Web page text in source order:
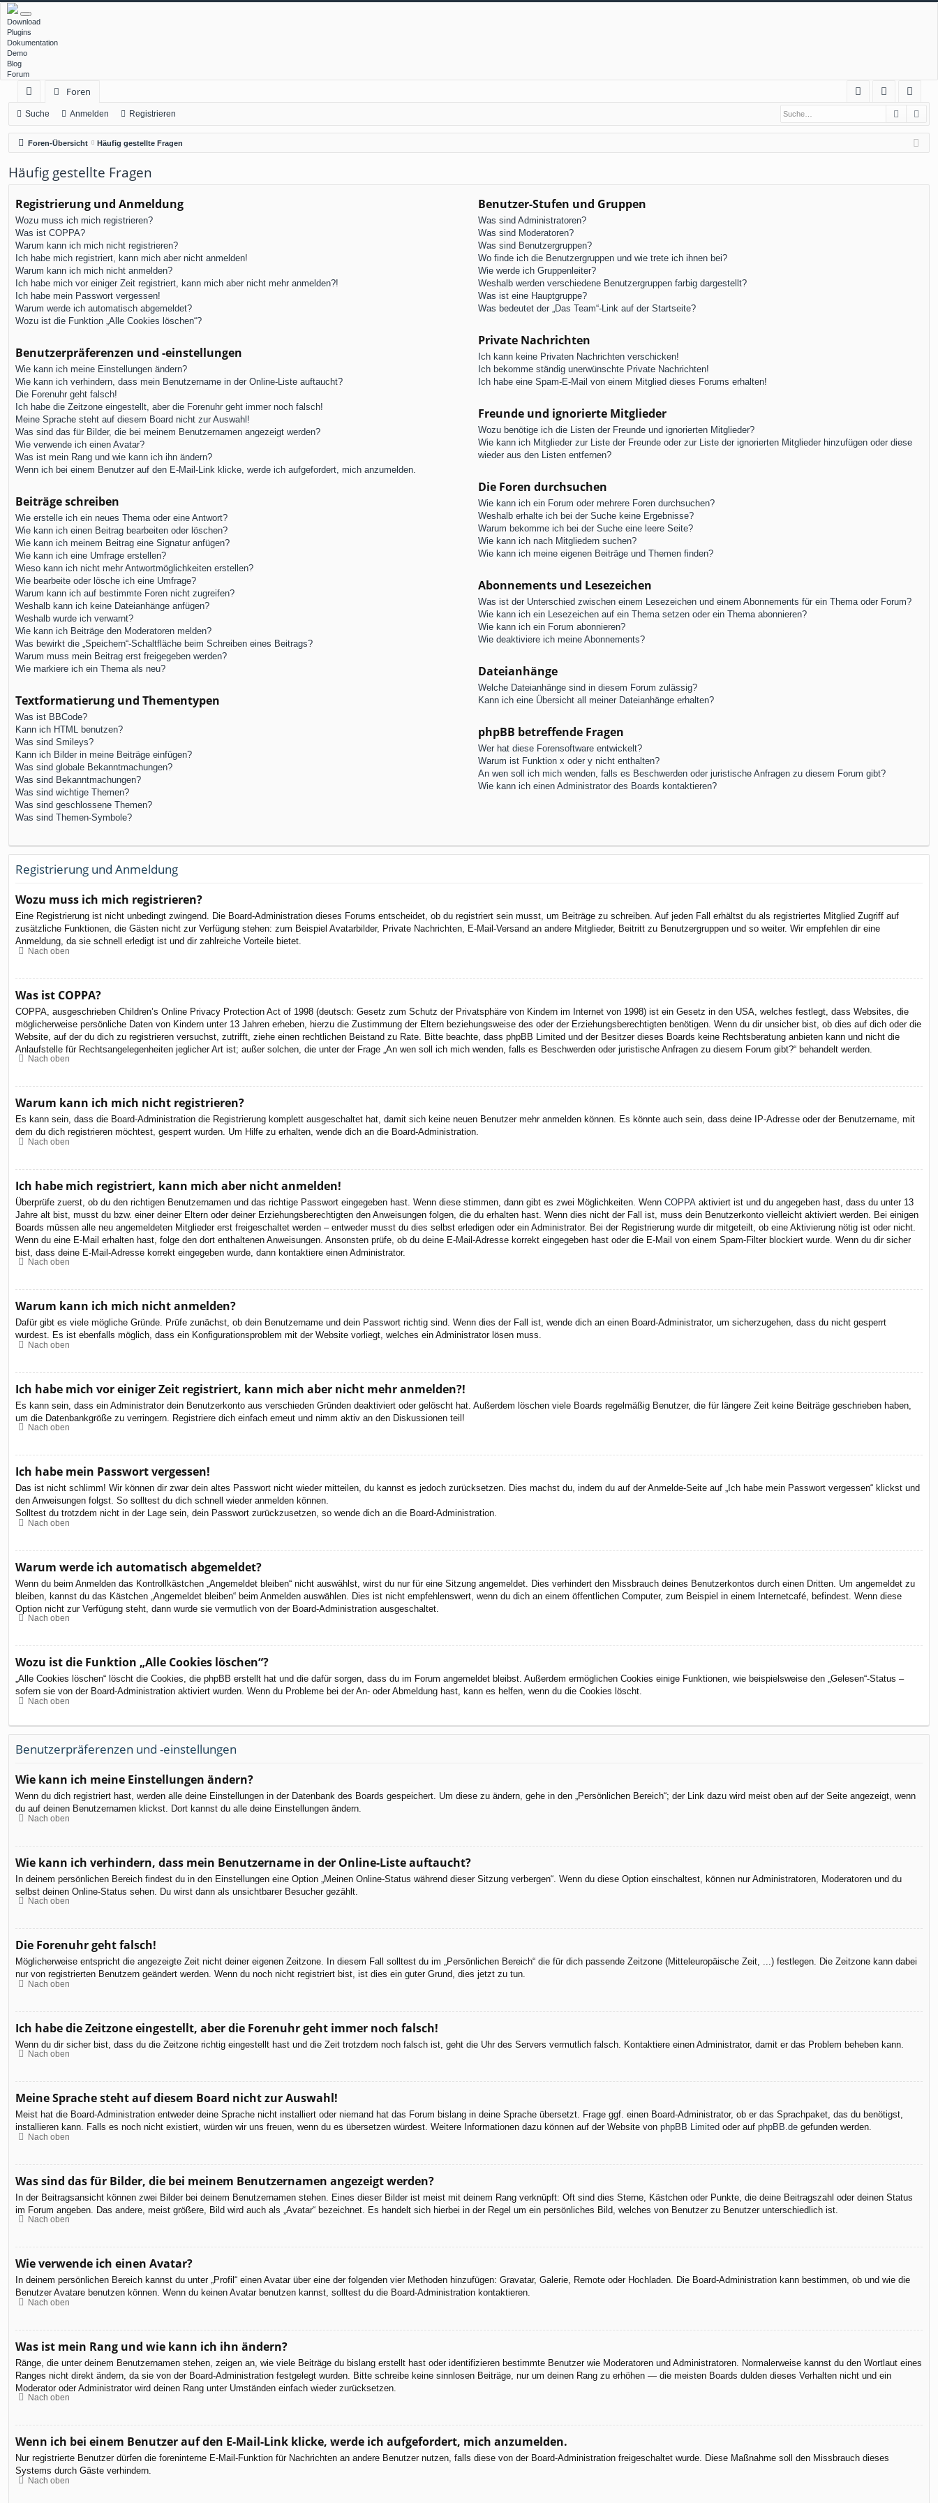
Download
Plugins
Dokumentation
Demo
Blog
Forum
ch
ne
llz
ug
rif
f
Foren
Q
m
el
eg
ist
rie
Suche Anmelden Registrieren Suche
Foren-Übersicht Häufig gestellte Fragen
Häufig gestellte Fragen
Registrierung und Anmeldung
Wozu muss ich mich registrieren?
Was ist COPPA?
Warum kann ich mich nicht registrieren?
Ich habe mich registriert, kann mich aber nicht anmelden!
Warum kann ich mich nicht anmelden?
Ich habe mich vor einiger Zeit registriert, kann mich aber nicht mehr anmelden?!
Ich habe mein Passwort vergessen!
Warum werde ich automatisch abgemeldet?
Wozu ist die Funktion „Alle Cookies löschen“?
Benutzerpräferenzen und -einstellungen
Wie kann ich meine Einstellungen ändern?
Wie kann ich verhindern, dass mein Benutzername in der Online-Liste auftaucht?
Die Forenuhr geht falsch!
Ich habe die Zeitzone eingestellt, aber die Forenuhr geht immer noch falsch!
Meine Sprache steht auf diesem Board nicht zur Auswahl!
Was sind das für Bilder, die bei meinem Benutzernamen angezeigt werden?
Wie verwende ich einen Avatar?
Was ist mein Rang und wie kann ich ihn ändern?
Wenn ich bei einem Benutzer auf den E-Mail-Link klicke, werde ich aufgefordert, mich anzumelden.
Beiträge schreiben
Wie erstelle ich ein neues Thema oder eine Antwort?
Wie kann ich einen Beitrag bearbeiten oder löschen?
Wie kann ich meinem Beitrag eine Signatur anfügen?
Wie kann ich eine Umfrage erstellen?
Wieso kann ich nicht mehr Antwortmöglichkeiten erstellen?
Wie bearbeite oder lösche ich eine Umfrage?
Warum kann ich auf bestimmte Foren nicht zugreifen?
Weshalb kann ich keine Dateianhänge anfügen?
Weshalb wurde ich verwarnt?
Wie kann ich Beiträge den Moderatoren melden?
Was bewirkt die „Speichern“-Schaltfläche beim Schreiben eines Beitrags?
Warum muss mein Beitrag erst freigegeben werden?
Wie markiere ich ein Thema als neu?
Textformatierung und Thementypen
Was ist BBCode?
Kann ich HTML benutzen?
Was sind Smileys?
Kann ich Bilder in meine Beiträge einfügen?
Was sind globale Bekanntmachungen?
Was sind Bekanntmachungen?
Was sind wichtige Themen?
Was sind geschlossene Themen?
Was sind Themen-Symbole?
Benutzer-Stufen und Gruppen
Was sind Administratoren?
Was sind Moderatoren?
Was sind Benutzergruppen?
Wo finde ich die Benutzergruppen und wie trete ich ihnen bei?
Wie werde ich Gruppenleiter?
Weshalb werden verschiedene Benutzergruppen farbig dargestellt?
Was ist eine Hauptgruppe?
Was bedeutet der „Das Team“-Link auf der Startseite?
Private Nachrichten
Ich kann keine Privaten Nachrichten verschicken!
Ich bekomme ständig unerwünschte Private Nachrichten!
Ich habe eine Spam-E-Mail von einem Mitglied dieses Forums erhalten!
Freunde und ignorierte Mitglieder
Wozu benötige ich die Listen der Freunde und ignorierten Mitglieder?
Wie kann ich Mitglieder zur Liste der Freunde oder zur Liste der ignorierten Mitglieder hinzufügen oder diese
wieder aus den Listen entfernen?
Die Foren durchsuchen
Wie kann ich ein Forum oder mehrere Foren durchsuchen?
Weshalb erhalte ich bei der Suche keine Ergebnisse?
Warum bekomme ich bei der Suche eine leere Seite?
Wie kann ich nach Mitgliedern suchen?
Wie kann ich meine eigenen Beiträge und Themen finden?
Abonnements und Lesezeichen
Was ist der Unterschied zwischen einem Lesezeichen und einem Abonnements für ein Thema oder Forum?
Wie kann ich ein Lesezeichen auf ein Thema setzen oder ein Thema abonnieren?
Wie kann ich ein Forum abonnieren?
Wie deaktiviere ich meine Abonnements?
Dateianhänge
Welche Dateianhänge sind in diesem Forum zulässig?
Kann ich eine Übersicht all meiner Dateianhänge erhalten?
phpBB betreffende Fragen
Wer hat diese Forensoftware entwickelt?
Warum ist Funktion x oder y nicht enthalten?
An wen soll ich mich wenden, falls es Beschwerden oder juristische Anfragen zu diesem Forum gibt?
Wie kann ich einen Administrator des Boards kontaktieren?
Registrierung und Anmeldung
Wozu muss ich mich registrieren?
Eine Registrierung ist nicht unbedingt zwingend. Die Board-Administration dieses Forums entscheidet, ob du registriert sein musst, um Beiträge zu schreiben. Auf jeden Fall erhältst du als registriertes Mitglied Zugriff auf
zusätzliche Funktionen, die Gästen nicht zur Verfügung stehen: zum Beispiel Avatarbilder, Private Nachrichten, E-Mail-Versand an andere Mitglieder, Beitritt zu Benutzergruppen und so weiter. Wir empfehlen dir eine
Anmeldung, da sie schnell erledigt ist und dir zahlreiche Vorteile bietet.
Nach oben
Was ist COPPA?
COPPA, ausgeschrieben Children’s Online Privacy Protection Act of 1998 (deutsch: Gesetz zum Schutz der Privatsphäre von Kindern im Internet von 1998) ist ein Gesetz in den USA, welches festlegt, dass Websites, die
möglicherweise persönliche Daten von Kindern unter 13 Jahren erheben, hierzu die Zustimmung der Eltern beziehungsweise des oder der Erziehungsberechtigten benötigen. Wenn du dir unsicher bist, ob dies auf dich oder die
Website, auf der du dich zu registrieren versuchst, zutrifft, ziehe einen rechtlichen Beistand zu Rate. Bitte beachte, dass phpBB Limited und der Besitzer dieses Boards keine Rechtsberatung anbieten kann und nicht die
Anlaufstelle für Rechtsangelegenheiten jeglicher Art ist; außer solchen, die unter der Frage „An wen soll ich mich wenden, falls es Beschwerden oder juristische Anfragen zu diesem Forum gibt?“ behandelt werden.
Nach oben
Warum kann ich mich nicht registrieren?
Es kann sein, dass die Board-Administration die Registrierung komplett ausgeschaltet hat, damit sich keine neuen Benutzer mehr anmelden können. Es könnte auch sein, dass deine IP-Adresse oder der Benutzername, mit
dem du dich registrieren möchtest, gesperrt wurden. Um Hilfe zu erhalten, wende dich an die Board-Administration.
Nach oben
Ich habe mich registriert, kann mich aber nicht anmelden!
Überprüfe zuerst, ob du den richtigen Benutzernamen und das richtige Passwort eingegeben hast. Wenn diese stimmen, dann gibt es zwei Möglichkeiten. Wenn COPPA aktiviert ist und du angegeben hast, dass du unter 13
Jahre alt bist, musst du bzw. einer deiner Eltern oder deiner Erziehungsberechtigten den Anweisungen folgen, die du erhalten hast. Wenn dies nicht der Fall ist, muss dein Benutzerkonto vielleicht aktiviert werden. Bei einigen
Boards müssen alle neu angemeldeten Mitglieder erst freigeschaltet werden – entweder musst du dies selbst erledigen oder ein Administrator. Bei der Registrierung wurde dir mitgeteilt, ob eine Aktivierung nötig ist oder nicht.
Wenn du eine E-Mail erhalten hast, folge den dort enthaltenen Anweisungen. Ansonsten prüfe, ob du deine E-Mail-Adresse korrekt eingegeben hast oder die E-Mail von einem Spam-Filter blockiert wurde. Wenn du dir sicher
bist, dass deine E-Mail-Adresse korrekt eingegeben wurde, dann kontaktiere einen Administrator.
Nach oben
Warum kann ich mich nicht anmelden?
Dafür gibt es viele mögliche Gründe. Prüfe zunächst, ob dein Benutzername und dein Passwort richtig sind. Wenn dies der Fall ist, wende dich an einen Board-Administrator, um sicherzugehen, dass du nicht gesperrt
wurdest. Es ist ebenfalls möglich, dass ein Konfigurationsproblem mit der Website vorliegt, welches ein Administrator lösen muss.
Nach oben
Ich habe mich vor einiger Zeit registriert, kann mich aber nicht mehr anmelden?!
Es kann sein, dass ein Administrator dein Benutzerkonto aus verschieden Gründen deaktiviert oder gelöscht hat. Außerdem löschen viele Boards regelmäßig Benutzer, die für längere Zeit keine Beiträge geschrieben haben,
um die Datenbankgröße zu verringern. Registriere dich einfach erneut und nimm aktiv an den Diskussionen teil!
Nach oben
Ich habe mein Passwort vergessen!
Das ist nicht schlimm! Wir können dir zwar dein altes Passwort nicht wieder mitteilen, du kannst es jedoch zurücksetzen. Dies machst du, indem du auf der Anmelde-Seite auf „Ich habe mein Passwort vergessen“ klickst und
den Anweisungen folgst. So solltest du dich schnell wieder anmelden können.
Solltest du trotzdem nicht in der Lage sein, dein Passwort zurückzusetzen, so wende dich an die Board-Administration.
Nach oben
Warum werde ich automatisch abgemeldet?
Wenn du beim Anmelden das Kontrollkästchen „Angemeldet bleiben“ nicht auswählst, wirst du nur für eine Sitzung angemeldet. Dies verhindert den Missbrauch deines Benutzerkontos durch einen Dritten. Um angemeldet zu
bleiben, kannst du das Kästchen „Angemeldet bleiben“ beim Anmelden auswählen. Dies ist nicht empfehlenswert, wenn du dich an einem öffentlichen Computer, zum Beispiel in einem Internetcafé, befindest. Wenn diese
Option nicht zur Verfügung steht, dann wurde sie vermutlich von der Board-Administration ausgeschaltet.
Nach oben
Wozu ist die Funktion „Alle Cookies löschen“?
„Alle Cookies löschen“ löscht die Cookies, die phpBB erstellt hat und die dafür sorgen, dass du im Forum angemeldet bleibst. Außerdem ermöglichen Cookies einige Funktionen, wie beispielsweise den „Gelesen“-Status –
sofern sie von der Board-Administration aktiviert wurden. Wenn du Probleme bei der An- oder Abmeldung hast, kann es helfen, wenn du die Cookies löscht.
Nach oben
Benutzerpräferenzen und -einstellungen
Wie kann ich meine Einstellungen ändern?
Wenn du dich registriert hast, werden alle deine Einstellungen in der Datenbank des Boards gespeichert. Um diese zu ändern, gehe in den „Persönlichen Bereich“; der Link dazu wird meist oben auf der Seite angezeigt, wenn
du auf deinen Benutzernamen klickst. Dort kannst du alle deine Einstellungen ändern.
Nach oben
Wie kann ich verhindern, dass mein Benutzername in der Online-Liste auftaucht?
In deinem persönlichen Bereich findest du in den Einstellungen eine Option „Meinen Online-Status während dieser Sitzung verbergen“. Wenn du diese Option einschaltest, können nur Administratoren, Moderatoren und du
selbst deinen Online-Status sehen. Du wirst dann als unsichtbarer Besucher gezählt.
Nach oben
Die Forenuhr geht falsch!
Möglicherweise entspricht die angezeigte Zeit nicht deiner eigenen Zeitzone. In diesem Fall solltest du im „Persönlichen Bereich“ die für dich passende Zeitzone (Mitteleuropäische Zeit, ...) festlegen. Die Zeitzone kann dabei
nur von registrierten Benutzern geändert werden. Wenn du noch nicht registriert bist, ist dies ein guter Grund, dies jetzt zu tun.
Nach oben
Ich habe die Zeitzone eingestellt, aber die Forenuhr geht immer noch falsch!
Wenn du dir sicher bist, dass du die Zeitzone richtig eingestellt hast und die Zeit trotzdem noch falsch ist, geht die Uhr des Servers vermutlich falsch. Kontaktiere einen Administrator, damit er das Problem beheben kann.
Nach oben
Meine Sprache steht auf diesem Board nicht zur Auswahl!
Meist hat die Board-Administration entweder deine Sprache nicht installiert oder niemand hat das Forum bislang in deine Sprache übersetzt. Frage ggf. einen Board-Administrator, ob er das Sprachpaket, das du benötigst,
installieren kann. Falls es noch nicht existiert, würden wir uns freuen, wenn du es übersetzen würdest. Weitere Informationen dazu können auf der Website von phpBB Limited oder auf phpBB.de gefunden werden.
Nach oben
Was sind das für Bilder, die bei meinem Benutzernamen angezeigt werden?
In der Beitragsansicht können zwei Bilder bei deinem Benutzernamen stehen. Eines dieser Bilder ist meist mit deinem Rang verknüpft: Oft sind dies Sterne, Kästchen oder Punkte, die deine Beitragszahl oder deinen Status
im Forum angeben. Das andere, meist größere, Bild wird auch als „Avatar“ bezeichnet. Es handelt sich hierbei in der Regel um ein persönliches Bild, welches von Benutzer zu Benutzer unterschiedlich ist.
Nach oben
Wie verwende ich einen Avatar?
In deinem persönlichen Bereich kannst du unter „Profil“ einen Avatar über eine der folgenden vier Methoden hinzufügen: Gravatar, Galerie, Remote oder Hochladen. Die Board-Administration kann bestimmen, ob und wie die
Benutzer Avatare benutzen können. Wenn du keinen Avatar benutzen kannst, solltest du die Board-Administration kontaktieren.
Nach oben
Was ist mein Rang und wie kann ich ihn ändern?
Ränge, die unter deinem Benutzernamen stehen, zeigen an, wie viele Beiträge du bislang erstellt hast oder identifizieren bestimmte Benutzer wie Moderatoren und Administratoren. Normalerweise kannst du den Wortlaut eines
Ranges nicht direkt ändern, da sie von der Board-Administration festgelegt wurden. Bitte schreibe keine sinnlosen Beiträge, nur um deinen Rang zu erhöhen — die meisten Boards dulden dieses Verhalten nicht und ein
Moderator oder Administrator wird deinen Rang unter Umständen einfach wieder zurücksetzen.
Nach oben
Wenn ich bei einem Benutzer auf den E-Mail-Link klicke, werde ich aufgefordert, mich anzumelden.
Nur registrierte Benutzer dürfen die foreninterne E-Mail-Funktion für Nachrichten an andere Benutzer nutzen, falls diese von der Board-Administration freigeschaltet wurde. Diese Maßnahme soll den Missbrauch dieses
Systems durch Gäste verhindern.
Nach oben